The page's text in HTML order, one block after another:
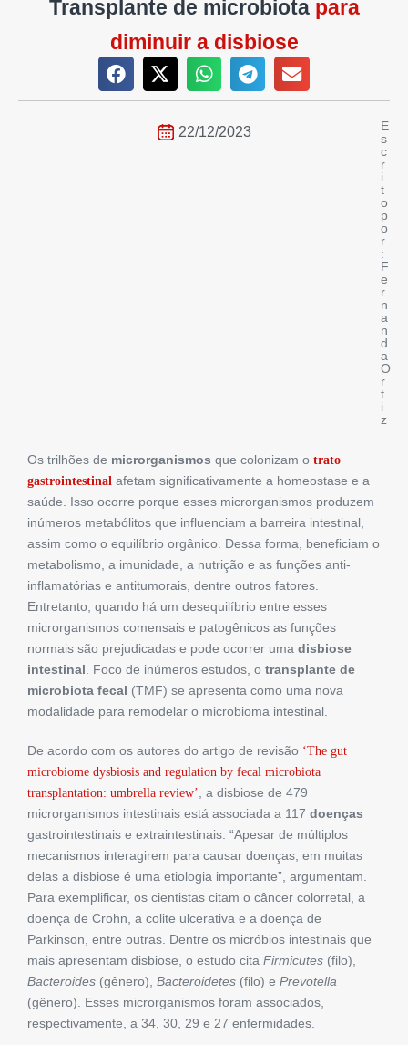
Transplante de microbiota para
diminuir a disbiose
22/12/2023
E
s
c
r
i
t
o
p
o
r
:
F
e
r
n
a
n
d
a
O
r
t
i
z
Os trilhões de microrganismos que colonizam o trato
gastrointestinal afetam significativamente a homeostase e a
saúde. Isso ocorre porque esses microrganismos produzem
inúmeros metabólitos que influenciam a barreira intestinal,
assim como o equilíbrio orgânico. Dessa forma, beneficiam o
metabolismo, a imunidade, a nutrição e as funções anti-
inflamatórias e antitumorais, dentre outros fatores.
Entretanto, quando há um desequilíbrio entre esses
microrganismos comensais e patogênicos as funções
normais são prejudicadas e pode ocorrer uma disbiose
intestinal. Foco de inúmeros estudos, o transplante de
microbiota fecal (TMF) se apresenta como uma nova
modalidade para remodelar o microbioma intestinal.
De acordo com os autores do artigo de revisão ‘The gut
microbiome dysbiosis and regulation by fecal microbiota
transplantation: umbrella review’, a disbiose de 479
microrganismos intestinais está associada a 117 doenças
gastrointestinais e extraintestinais. “Apesar de múltiplos
mecanismos interagirem para causar doenças, em muitas
delas a disbiose é uma etiologia importante”, argumentam.
Para exemplificar, os cientistas citam o câncer colorretal, a
doença de Crohn, a colite ulcerativa e a doença de
Parkinson, entre outras. Dentre os micróbios intestinais que
mais apresentam disbiose, o estudo cita Firmicutes (filo),
Bacteroides (gênero), Bacteroidetes (filo) e Prevotella
(gênero). Esses microrganismos foram associados,
respectivamente, a 34, 30, 29 e 27 enfermidades.